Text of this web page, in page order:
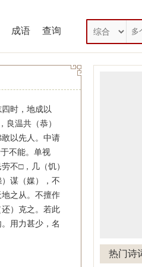
成语 查询
时，地成以
良温共（恭）
以先人。中请
不能。单视
不□，几（饥）
谋（媒），不
之从。不擅作
）克之。若此
用力甚少，名
热门诗